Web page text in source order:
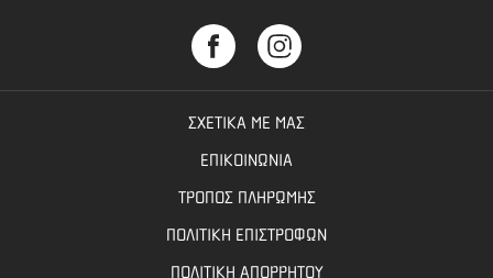
ΣΧΕΤΙΚΑ ΜΕ ΜΑΣ
ΕΠΙΚΟΙΝΩΝΙΑ
ΤΡΟΠΟΣ ΠΛΗΡΩΜΗΣ
ΠΟΛΙΤΙΚΗ ΕΠΙΣΤΡΟΦΩΝ
ΠΟΛΙΤΙΚΗ ΑΠΟΡΡΗΤΟΥ